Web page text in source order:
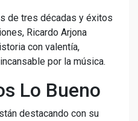
de tres décadas y éxitos
Ricardo Arjona
con valentía,
por la música.
Lo Bueno
destacando con su